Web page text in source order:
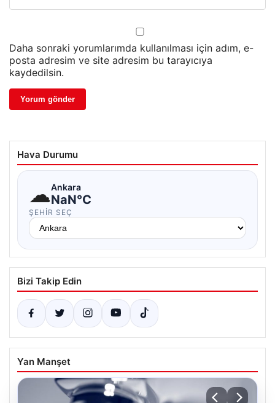
Daha sonraki yorumlarımda kullanılması için adım, e-
posta adresim ve site adresim bu tarayıcıya
kaydedilsin.
Hava Durumu
☁Ankara
NaN°C
ŞEHIR SEÇ
Bizi Takip Edin
Yan Manşet